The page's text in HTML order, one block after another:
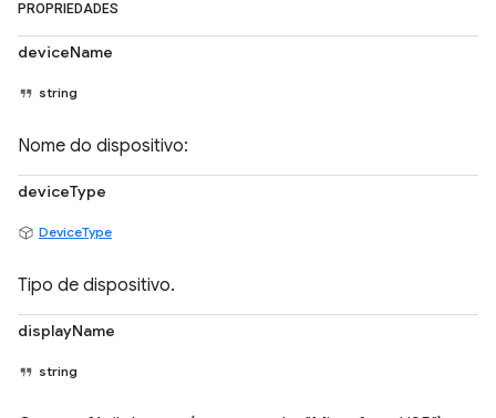
PROPRIEDADES
deviceName
string
Nome do dispositivo:
deviceType
DeviceType
Tipo de dispositivo.
displayName
string